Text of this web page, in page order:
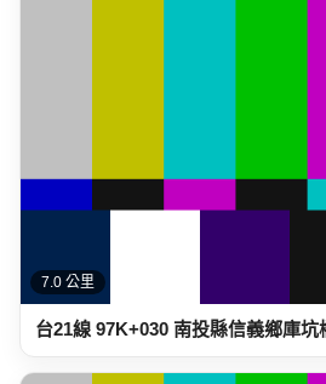
7.0 公里
台21線 97K+030 南投縣信義鄉庫坑